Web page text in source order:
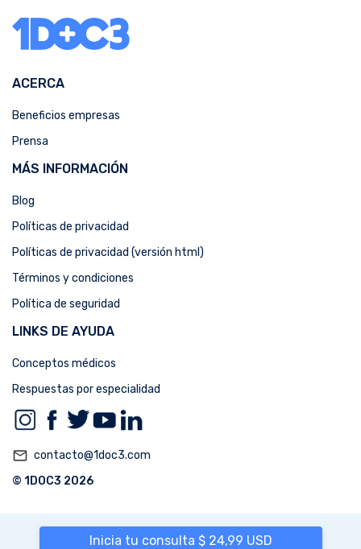
Inicia tu consulta $ 24,99 USD
ACERCA
Beneficios empresas
Prensa
MÁS INFORMACIÓN
Blog
Políticas de privacidad
Políticas de privacidad (versión html)
Términos y condiciones
Política de seguridad
LINKS DE AYUDA
Conceptos médicos
Respuestas por especialidad
mail_outline contacto@1doc3.com
© 1DOC3 2026